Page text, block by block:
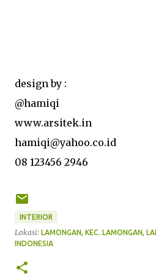
design by :
@hamiqi
www.arsitek.in
hamiqi@yahoo.co.id
08 123456 2946
INTERIOR
Lokasi: LAMONGAN, KEC. LAMONGAN,
INDONESIA